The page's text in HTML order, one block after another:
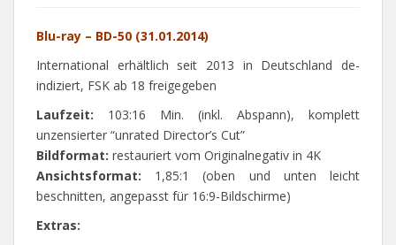
Blu-ray – BD-50 (31.01.2014)
International erhältlich seit 2013 in Deutschland de-
indiziert, FSK ab 18 freigegeben
Laufzeit: 103:16 Min. (inkl. Abspann), komplett
unzensierter “unrated Director’s Cut”
Bildformat: restauriert vom Originalnegativ in 4K
Ansichtsformat: 1,85:1 (oben und unten leicht
beschnitten, angepasst für 16:9-Bildschirme)
Extras: